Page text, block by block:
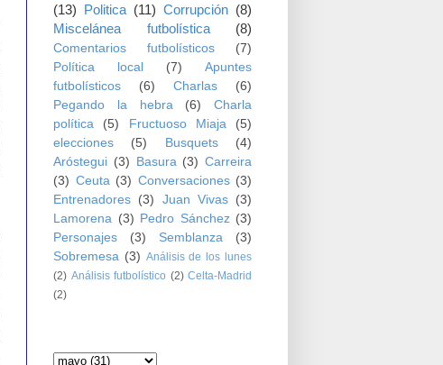
(13) Politica (11) Corrupción (8)
Miscelánea futbolística
(8)
Comentarios futbolísticos
(7)
Política local
(7)
Apuntes
futbolísticos
(6) Charlas
(6)
Pegando la hebra
(6)
Charla
política
(5) Fructuoso Miaja
(5)
elecciones
(5) Busquets
(4)
Aróstegui (3) Basura (3) Carreira
(3) Ceuta (3) Conversaciones (3)
Entrenadores (3) Juan Vivas
(3)
Lamorena (3) Pedro Sánchez (3)
Personajes
(3) Semblanza
(3)
Sobremesa (3) Análisis de los lunes
(2) Análisis futbolístico (2) Celta-Madrid
(2)